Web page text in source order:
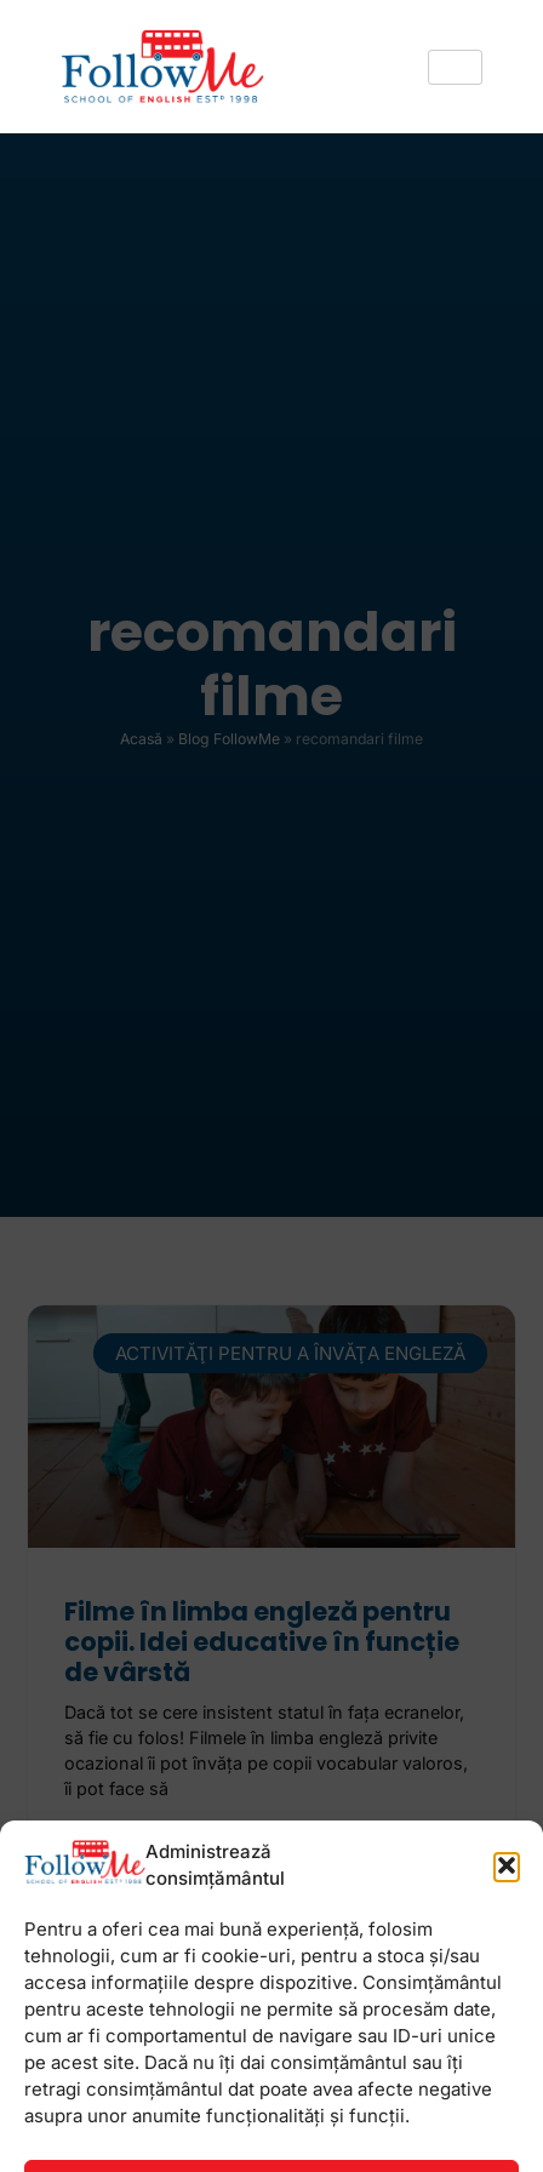
Administrează
consimțământul
Pentru a oferi cea mai bună experiență, folosim
tehnologii, cum ar fi cookie-uri, pentru a stoca și/sau
accesa informațiile despre dispozitive. Consimțământul
pentru aceste tehnologii ne permite să procesăm date,
cum ar fi comportamentul de navigare sau ID-uri unice
pe acest site. Dacă nu îți dai consimțământul sau îți
retragi consimțământul dat poate avea afecte negative
asupra unor anumite funcționalități și funcții.
recomandari
filme
Acasă » Blog FollowMe » recomandari filme
ACTIVITĂŢI PENTRU A ÎNVĂŢA ENGLEZĂ
Filme în limba engleză pentru
copii. Idei educative în funcție
de vârstă
Dacă tot se cere insistent statul în fața ecranelor,
să fie cu folos! Filmele în limba engleză privite
ocazional îi pot învăța pe copii vocabular valoros,
îi pot face să
2 mai 2023 Niciun comentariu
Newsletter